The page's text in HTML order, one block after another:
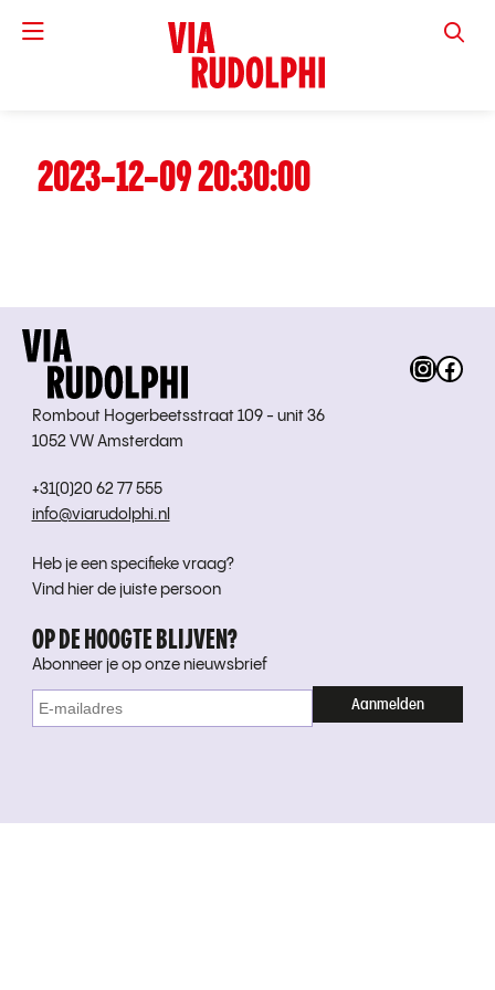
VIA
2023-12-09 20:30:00
Rombout Hogerbeetsstraat 109 - unit 36
1052 VW Amsterdam
+31(0)20 62 77 555
info@viarudolphi.nl
Heb je een specifieke vraag?
Vind hier de juiste persoon
OP DE HOOGTE BLIJVEN?
Abonneer je op onze nieuwsbrief